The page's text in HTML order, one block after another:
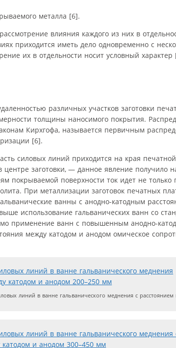
металла [6].
влияния каждого из них в
приходится иметь дело одновременно с
их в отдельности носит условный характер
различных участков заготовки
толщины наносимого покрытия.
Кирхгофа, называется первичным
[6].
силовых линий приходится на края
заготовки, — данное явление получило
покрываемой поверхности ток идет не
При металлизации заготовок печатных
ванны с анодно-катодным
использование гальванических ванн со
применение ванн с повышенным анодно-
между катодом и анодом омическое
линий в ванне гальванического меднения с